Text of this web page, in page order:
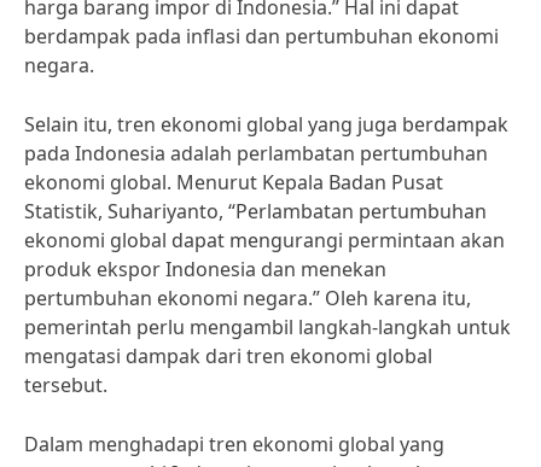
harga barang impor di Indonesia.” Hal ini dapat
berdampak pada inflasi dan pertumbuhan ekonomi
negara.
Selain itu, tren ekonomi global yang juga berdampak
pada Indonesia adalah perlambatan pertumbuhan
ekonomi global. Menurut Kepala Badan Pusat
Statistik, Suhariyanto, “Perlambatan pertumbuhan
ekonomi global dapat mengurangi permintaan akan
produk ekspor Indonesia dan menekan
pertumbuhan ekonomi negara.” Oleh karena itu,
pemerintah perlu mengambil langkah-langkah untuk
mengatasi dampak dari tren ekonomi global
tersebut.
Dalam menghadapi tren ekonomi global yang